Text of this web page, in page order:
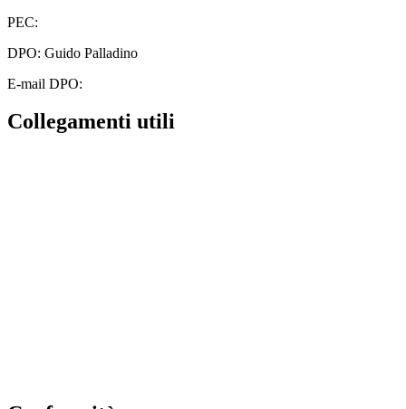
PEC:
DPO: Guido Palladino
E-mail DPO:
Collegamenti utili